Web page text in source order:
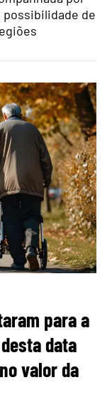
de
para a
data
valor da